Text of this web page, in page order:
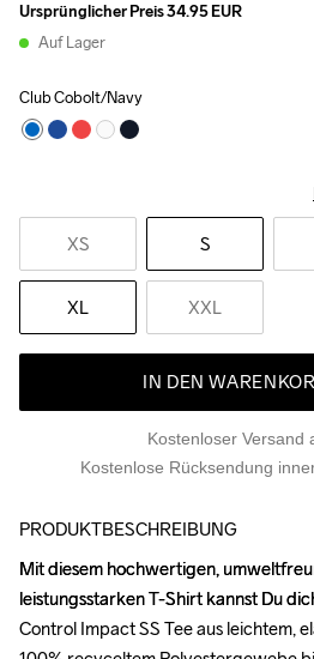
Ursprünglicher Preis34.95 EUR
Auf Lager
Club Cobolt/Navy
XS S
XL XXL
IN DEN
Kostenloser Versand
Kostenlose Rücksendung
PRODUKTBESCHREIBUNG
Mit diesem hochwertigen,
leistungsstarken T-Shirt kannst Du
Control Impact SS Tee aus leichtem,
Mit diesem hochwertigen,
leistungsstarken T-Shirt kannst Du
Control Impact SS Tee aus leichtem,